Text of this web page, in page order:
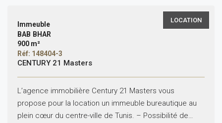
LOCATION
Immeuble
BAB BHAR
900 m²
Réf: 148404-3
CENTURY 21 Masters
L’agence immobilière Century 21 Masters vous
propose pour la location un immeuble bureautique au
plein cœur du centre-ville de Tunis. – Possibilité de